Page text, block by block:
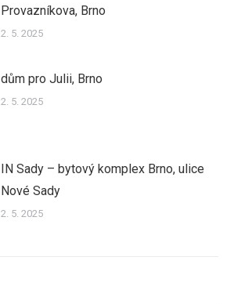
Provazníkova, Brno
2. 5. 2025
dům pro Julii, Brno
2. 5. 2025
IN Sady – bytový komplex Brno, ulice
Nové Sady
2. 5. 2025